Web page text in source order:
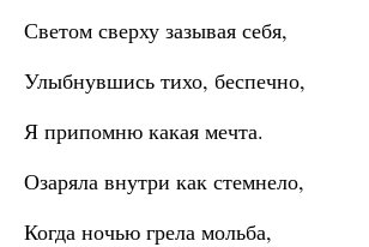
Светом сверху зазывая себя,
Улыбнувшись тихо, беспечно,
Я припомню какая мечта.
Озаряла внутри как стемнело,
Когда ночью грела мольба,